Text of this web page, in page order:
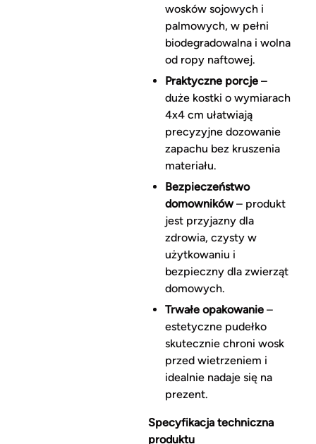
wosków sojowych i
palmowych, w pełni
biodegradowalna i wolna
od ropy naftowej.
Praktyczne porcje–
duże kostki o wymiarach
4x4 cm ułatwiają
precyzyjne dozowanie
zapachu bez kruszenia
materiału.
Bezpieczeństwo
domowników– produkt
jest przyjazny dla
zdrowia, czysty w
użytkowaniu i
bezpieczny dla zwierząt
domowych.
Trwałe opakowanie–
estetyczne pudełko
skutecznie chroni wosk
przed wietrzeniem i
idealnie nadaje się na
prezent.
Specyfikacja techniczna
produktu